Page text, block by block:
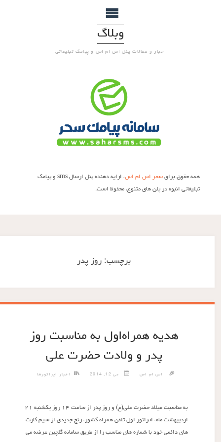
وبلاگ
اخبار و مقالات پنل اس ام اس و پیامک تبلیغاتی
همه حقوق برایسحر اس ام اس
، ارایه دهنده پنل ارسال sms و پیامک
تبلیغاتی انبوه در پلن های متنوع، محفوظ است.
برچسب:روز پدر
هدیه همراه‌اول به مناسبت روز
پدر و ولادت حضرت علی
اس ام اس می 12, 2014 اخبار اپراتورها
به مناسبت میلاد حضرت علی(ع) و روز پدر از ساعت ۱۴ روز یکشنبه ۲۱
اردیبهشت ماه، اپراتور اول تلفن همراه کشور، رنج جدیدی از سیم کارت
های دائمی خود با شماره های مناسب را از طریق سامانه گلچین عرضه می